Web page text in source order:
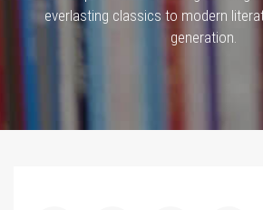
everlasting classics to modern
generation.